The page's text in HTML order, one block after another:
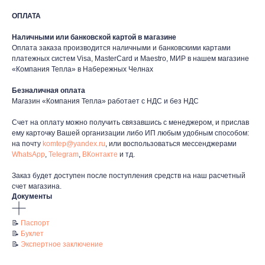
ОПЛАТА
Наличными или банковской картой в магазине
Оплата заказа производится наличными и банковскими картами
платежных систем Visa, MasterCard и Maestro, МИР в нашем магазине
«Компания Тепла» в Набережных Челнах
Безналичная оплата
Магазин «Компания Тепла» работает с НДС и без НДС
Счет на оплату можно получить связавшись с менеджером, и прислав
ему карточку Вашей организации либо ИП любым удобным способом:
на почту komtep@yandex.ru, или воспользоваться мессенджерами
WhatsApp, Telegram, ВКонтакте и тд.
Заказ будет доступен после поступления средств на наш расчетный
счет магазина.
Документы
📝 Паспорт
📝 Буклет
📝 Экспертное заключение
Контакты
Почта: komtep@yandex.ru
+7 (8552) 78-33-11
Заказать звонок
Каталог О компании